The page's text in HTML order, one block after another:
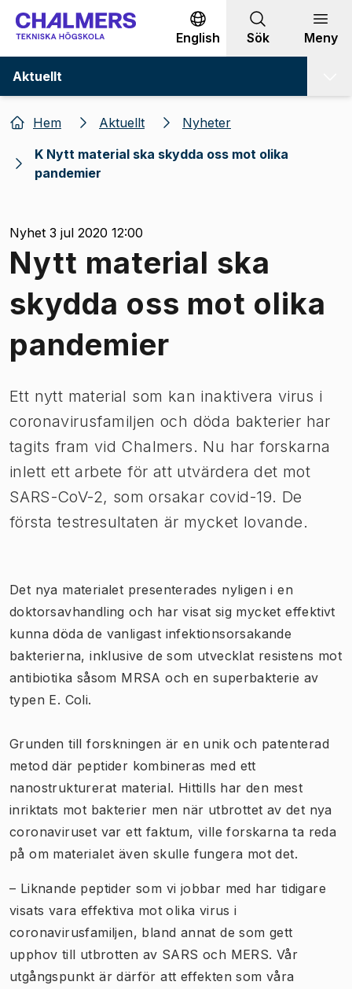
Gå till innehållet
English Sök Meny
Aktuellt
Hem Aktuellt
Nyheter
K Nytt material ska skydda oss mot olika
pandemier
Nyhet 3 jul 2020 12:00
Nytt material ska
skydda oss mot olika
pandemier
​Ett nytt material som kan inaktivera virus i
coronavirusfamiljen och döda bakterier har
tagits fram vid Chalmers. Nu har forskarna
inlett ett arbete för att utvärdera det mot
SARS-CoV-2, som orsakar covid-19. De
första testresultaten är mycket lovande.
​Det nya materialet presenterades nyligen i en
doktorsavhandling och har visat sig mycket effektivt
kunna döda de vanligast infektionsorsakande
bakterierna, inklusive de som utvecklat resistens mot
antibiotika såsom MRSA och en superbakterie av
typen E. Coli.
Grunden till forskningen är en unik och patenterad
metod där peptider kombineras med ett
nanostrukturerat material. Hittills har den mest
inriktats mot bakterier men när utbrottet av det nya
coronaviruset var ett faktum, ville forskarna ta reda
på om materialet även skulle fungera mot det.
– Liknande peptider som vi jobbar med har tidigare
visats vara effektiva mot olika virus i
coronavirusfamiljen, bland annat de som gett
upphov till utbrotten av SARS och MERS. Vår
utgångspunkt är därför att effekten som våra